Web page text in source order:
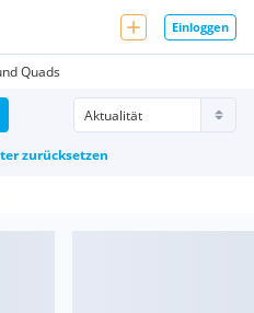
Einloggen
Quads
zurücksetzen